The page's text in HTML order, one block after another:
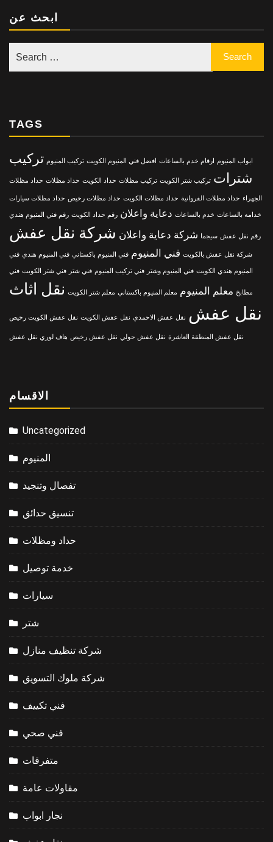
ابحث عن
TAGS
ابواب المنيوم ارقام خدم بالساعات افضل فني المنيوم الكويت تركيب المنيوم تركيب
شترات تركيب شتر الكويت تركيب مظلات حداد الكويت حداد مظلات حداد مظلات
الجهراء حداد مظلات الفروانية حداد مظلات الكويت حداد مظلات رخيص حداد مظلات سيارات
خدامه بالساعات خدم بالساعات دعاية واعلان رقم حداد الكويت رقم فني المنيوم هندي
رقم نقل عفش سيجما شركة دعاية واعلان شركة نقل عفش
شركة نقل عفش بالكويت فني المنيوم فني المنيوم باكستاني فني المنيوم هندي فني
المنيوم هندي الكويت فني المنيوم وشتر فني تركيب المنيوم فني شتر فني شتر الكويت فني
مطابخ معلم المنيوم معلم المنيوم باكستاني معلم شتر الكويت نقل اثاث
نقل عفش نقل عفش الاحمدي نقل عفش الكويت نقل عفش الكويت رخيص
نقل عفش المنطقة العاشرة نقل عفش حولي نقل عفش رخيص هاف لوري نقل عفش
الاقسام
Uncategorized
المنيوم
تفصال وتنجيد
تنسيق حدائق
حداد ومظلات
خدمة توصيل
سيارات
شتر
شركة تنظيف منازل
شركة ملوك التسويق
فني تكييف
فني صحي
متفرقات
مقاولات عامة
نجار ابواب